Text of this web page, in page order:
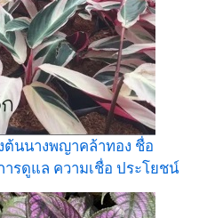
นนางพญาคล้าทอง ชื่อ
รดูแล ความเชื่อ ประโยชน์